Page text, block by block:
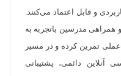
و قابل اعتماد می‌کنند.
همراهی مدرسین باتجربه به
تمرین کرده و در مسیر
آنلاین دائمی، پشتیبانی